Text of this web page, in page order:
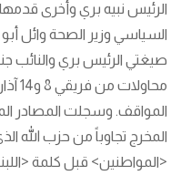
الرئيس نبيه بري وأخرى
السياسي وزير الصحة وائل
صيغتي الرئيس بري والنائب
المواقف. وسجلت المصادر
المخرج تجاوباً من حزب الله
<المواطنين> قبل كلمة